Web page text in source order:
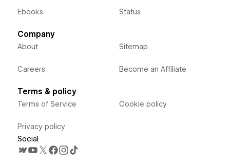
Ebooks Status
Company
About
Careers
Sitemap
Become an Affiliate
Terms & policy
Terms of Service
Privacy policy
Cookie policy
Social